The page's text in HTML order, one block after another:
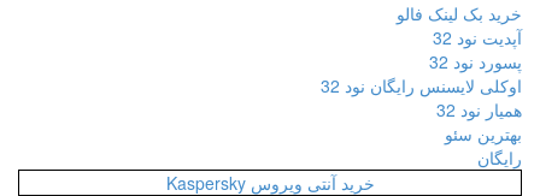
خرید بک لینک فالو
آپدیت نود 32
پسورد نود 32
اوکلی لایسنس رایگان نود 32
همیار نود 32
بهترین سئو
رایگان
خرید آنتی ویروس Kaspersky